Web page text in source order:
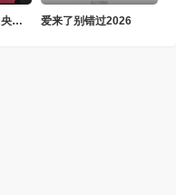
八神瑛子：上野中央署组织犯罪对策课 爱来了别错过2026